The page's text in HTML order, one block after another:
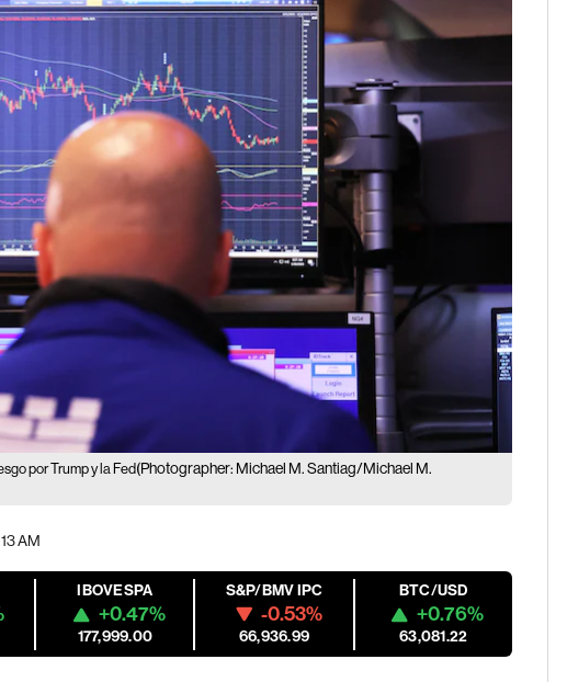
por Trump y la Fed(Photographer: Michael M. Santiag/Michael M.
AM
IBOVESPA
+0.47%
177,999.00
S&P/BMV IPC
-0.53%
66,936.99
BTC/USD
+0.76%
63,081.22